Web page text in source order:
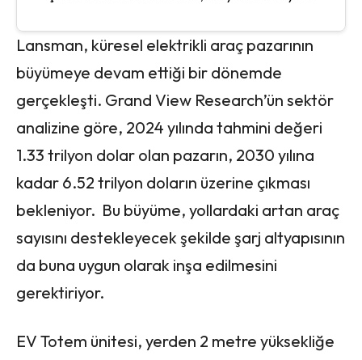
Lansman, küresel elektrikli araç pazarının
büyümeye devam ettiği bir dönemde
gerçekleşti. Grand View Research’ün sektör
analizine göre, 2024 yılında tahmini değeri
1.33 trilyon dolar olan pazarın, 2030 yılına
kadar 6.52 trilyon doların üzerine çıkması
bekleniyor. Bu büyüme, yollardaki artan araç
sayısını destekleyecek şekilde şarj altyapısının
da buna uygun olarak inşa edilmesini
gerektiriyor.
EV Totem ünitesi, yerden 2 metre yüksekliğe